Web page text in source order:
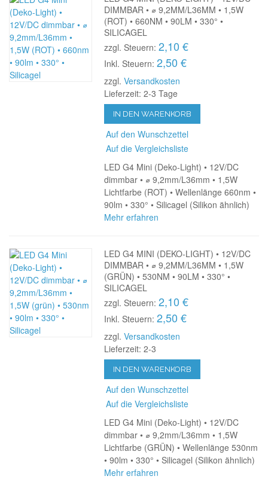
DIMMBAR • ⌀ 9,2MM/L36MM • 1,5W
(ROT) • 660NM • 90LM • 330° •
SILICAGEL
zzgl. Steuern: 2,10 €
Inkl. Steuern: 2,50 €
zzgl.Versandkosten
Lieferzeit: 2-3 Tage
IN DEN WARENKORB
Auf den Wunschzettel
Auf die Vergleichsliste
LED G4 Mini (Deko-Light) • 12V/DC
dimmbar • ⌀ 9,2mm/L36mm • 1,5W
Lichtfarbe (ROT) • Wellenlänge 660nm •
90lm • 330° • Silicagel (Silikon ähnlich)
Mehr erfahren
LED G4 MINI (DEKO-LIGHT) • 12V/DC
DIMMBAR • ⌀ 9,2MM/L36MM • 1,5W
(GRÜN) • 530NM • 90LM • 330° •
SILICAGEL
zzgl. Steuern: 2,10 €
Inkl. Steuern: 2,50 €
zzgl.Versandkosten
Lieferzeit: 2-3
IN DEN WARENKORB
Auf den Wunschzettel
Auf die Vergleichsliste
LED G4 Mini (Deko-Light) • 12V/DC
dimmbar • ⌀ 9,2mm/L36mm • 1,5W
Lichtfarbe (GRÜN) • Wellenlänge 530nm
• 90lm • 330° • Silicagel (Silikon ähnlich)
Mehr erfahren